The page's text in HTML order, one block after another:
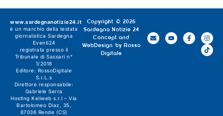
Copyright © 2026
Sardegna Notizie 24
Concept and
WebDesign by Rosso
Digitale
www.sardegnanotizie24.it
è un marchio della testata
giornalistica Sardegna
Eventi24
registrata presso il
Tribunale di Sassari n°
1/2018
Editore: RossoDigitale
S.r.L.s
Direttore responsabile:
Gabriele Serra
Hosting Keliweb s.r.l – Via
Bartolomeo Diaz, 35,
87036 Rende (CS)